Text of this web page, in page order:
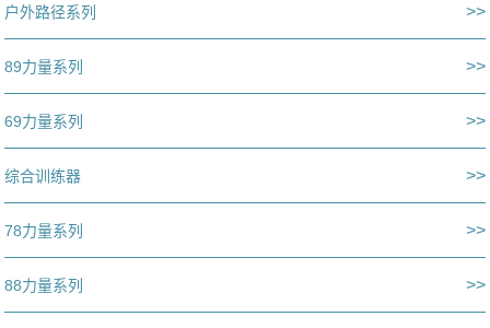
户外路径系列 >>
89力量系列 >>
69力量系列 >>
综合训练器 >>
78力量系列 >>
88力量系列 >>